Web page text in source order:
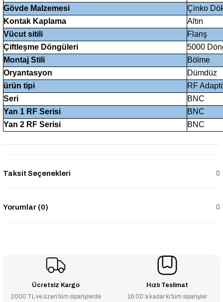
Gövde Malzemesi
Çinko
Kontak Kaplama
Altın
Vücut sitili
Flanş
Çiftleşme Döngüleri
5000
Montaj Stili
Bölme
Oryantasyon
Dümdüz
ürün tipi
RF
Seri
BNC
Yan 1 RF Serisi
BNC
Yan 2 RF Serisi
BNC
Taksit Seçenekleri
Yorumlar (0)
Ücretsiz Kargo
2000 TL ve üzeri tüm siparişlerde
Hızlı Teslimat
16:00’a kadar ki tüm siparişler